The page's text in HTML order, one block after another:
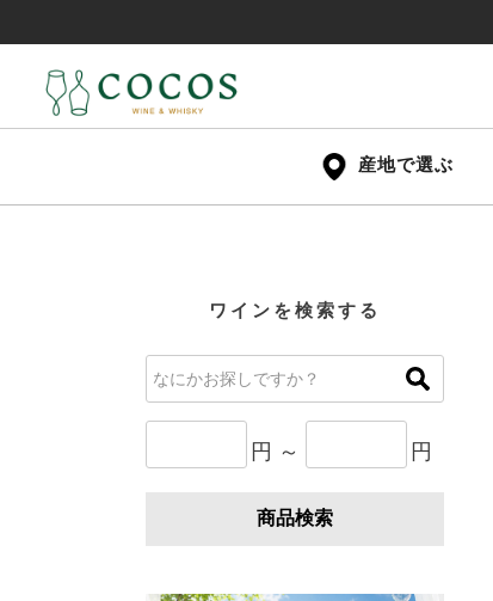
産地で選ぶ
ワインを検索する
円 ～ 円
商品検索